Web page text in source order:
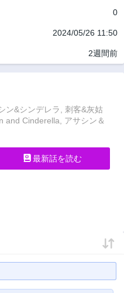
0
2024/05/26 11:50
2週間前
ン&シンデレラ, 刺客&灰姑
and Cinderella, アサシン＆
最新話を読む